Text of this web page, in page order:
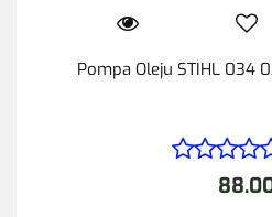
Pompa Oleju STIHL 034